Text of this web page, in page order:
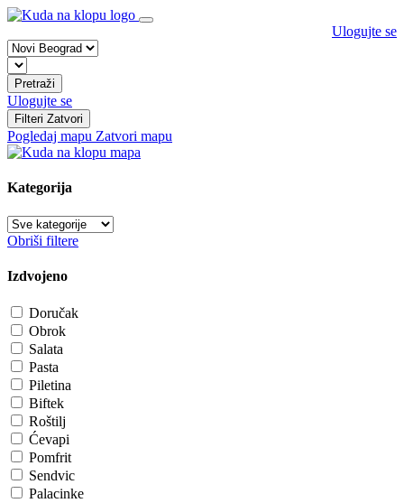
Ulogujte se
Pretraži
Ulogujte se
Filteri Zatvori
Pogledaj mapu Zatvori mapu
Kategorija
Obriši filtere
Izdvojeno
Doručak
Obrok
Salata
Pasta
Piletina
Biftek
Roštilj
Ćevapi
Pomfrit
Sendvic
Palacinke